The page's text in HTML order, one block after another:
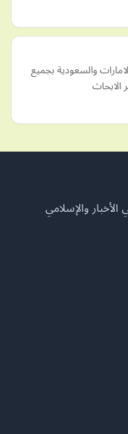
والسعودية بجميع
الابحاث
الأخبار والإسلامي